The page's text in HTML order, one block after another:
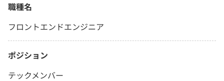
職種名
フロントエンドエンジニア
ポジション
テックメンバー